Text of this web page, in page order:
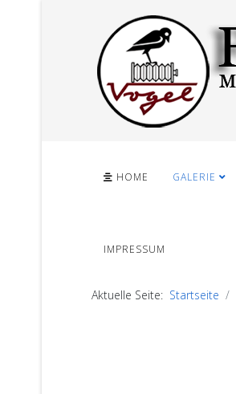
HOME GALERIE
IMPRESSUM
Aktuelle Seite: Startseite